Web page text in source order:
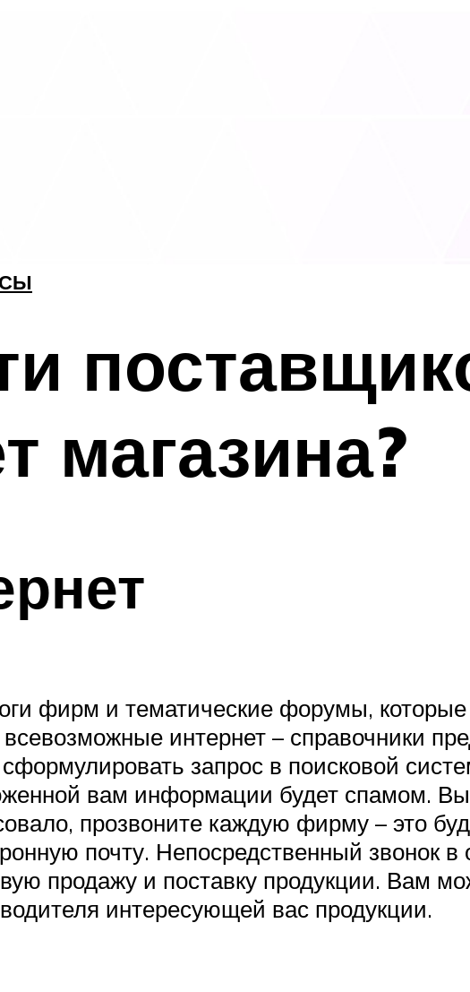
магазина?
фирм и тематические форумы,
интернет – справочники
запрос в поисковой
вам информации будет спамом.
прозвоните каждую фирму – это
почту. Непосредственный звонок
продажу и поставку продукции. Вам
интересующей вас продукции.